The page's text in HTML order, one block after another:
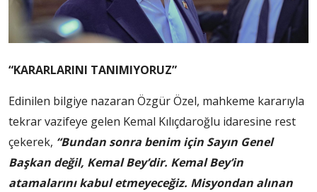
“KARARLARINI TANIMIYORUZ”
Edinilen bilgiye nazaran Özgür Özel, mahkeme kararıyla
tekrar vazifeye gelen Kemal Kılıçdaroğlu idaresine rest
çekerek, “Bundan sonra benim için Sayın Genel
Başkan değil, Kemal Bey’dir. Kemal Bey’in
atamalarını kabul etmeyeceğiz. Misyondan alınan